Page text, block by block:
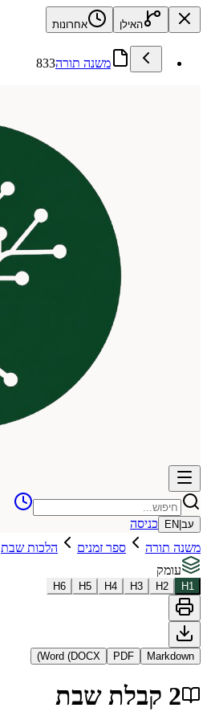
האילן אחרונות
משנה תורה833
עב EN
כניסה
משנה תורה
ספר זמנים הלכות שבת
עומק
H1
H2
H3
H4
H5
H6
Markdown
PDF
Word (DOCX)
2 קבלת שבת